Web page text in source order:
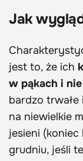
Jak
jest to, że ich
w pąkach i
bardzo
na niewielkie
jesieni
grudniu, jeśli